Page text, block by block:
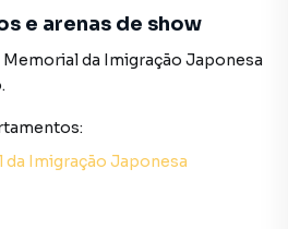
por uma rede de serviços
supermercados gourmet,
estruturais e ciclovias da
e arenas de show
Memorial da Imigração Japonesa
:
da Imigração Japonesa